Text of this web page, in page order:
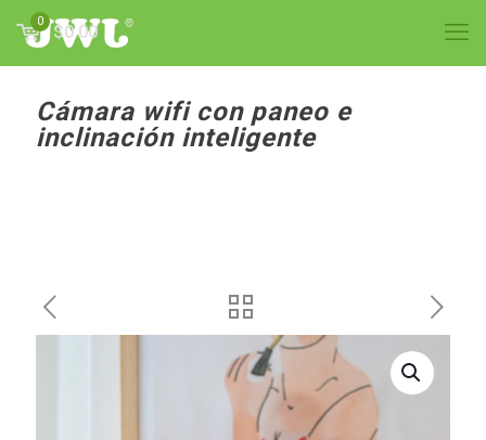
0
$0.00
Cámara wifi con paneo e
inclinación inteligente